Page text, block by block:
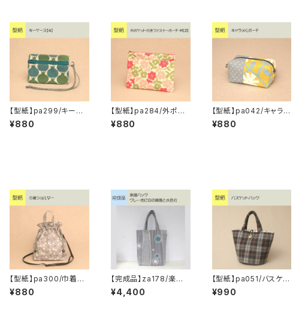
【型紙】pa299/キーケ
ース【4】
¥880
【型紙】pa284/外ポケ
ット付きファスナーポー
チ・M【2】
¥880
【型紙】pa042/キャラメ
ルポーチ
¥880
【型紙】pa300/巾着シ
ョルダー
¥880
【完成品】za178/楽譜
バッグ グレー地に白
の線画と水色丸
¥4,400
【型紙】pa051/バスケッ
トバッグ
¥990